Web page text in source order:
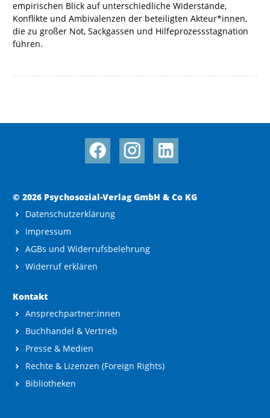
empirischen Blick auf unterschiedliche Widerstände,
Konflikte und Ambivalenzen der beteiligten Akteur*innen,
die zu großer Not, Sackgassen und Hilfeprozessstagnation
führen.
© 2026 Psychosozial-Verlag GmbH & Co KG
Datenschutzerklärung
Impressum
AGBs und Widerrufsbelehrung
Widerruf erklären
Kontakt
Ansprechpartner:innen
Buchhandel & Vertrieb
Presse & Medien
Rechte & Lizenzen (Foreign Rights)
Bibliotheken